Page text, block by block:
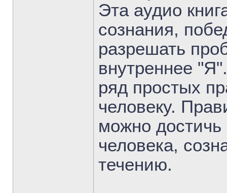
Эта аудио
сознания,
разрешать
внутреннее
ряд простых
человеку.
можно достичь
человека,
течению.